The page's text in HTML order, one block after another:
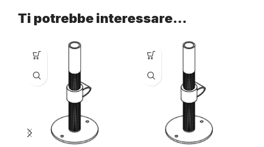
Ti potrebbe interessare…